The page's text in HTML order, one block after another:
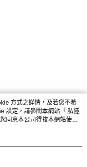
方式之詳情，及若您不希
設定，請參閱本網站「 私隱
同意本公司得按本網站使用